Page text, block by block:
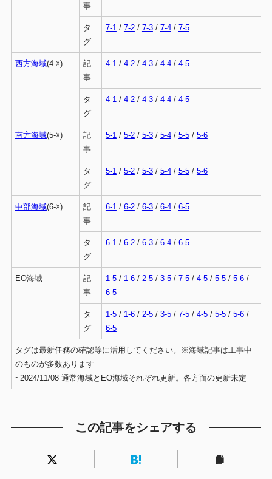
事
タ
グ
7-1 / 7-2/ 7-3/ 7-4/ 7-5
西方海域(4-☓)
記
事
4-1 / 4-2/ 4-3/ 4-4/ 4-5
タ
グ
4-1 / 4-2/ 4-3/ 4-4/ 4-5
南方海域(5-☓)
記
事
5-1 / 5-2/ 5-3/ 5-4/ 5-5/ 5-6
タ
グ
5-1 / 5-2/ 5-3/ 5-4/ 5-5/ 5-6
中部海域(6-☓)
記
事
6-1 / 6-2/ 6-3/ 6-4/ 6-5
タ
グ
6-1 / 6-2/ 6-3/ 6-4/ 6-5
EO海域
記
事
1-5/ 1-6/ 2-5/ 3-5/ 7-5/ 4-5/ 5-5/ 5-6/
6-5
タ
グ
1-5/ 1-6/ 2-5/ 3-5/ 7-5/ 4-5/ 5-5/ 5-6/
6-5
タグは最新任務の確認等に活用してください。※海域記事は工事中
のものが多数あります
~2024/11/08 通常海域とEO海域それぞれ更新。各方面の更新未定
この記事をシェアする